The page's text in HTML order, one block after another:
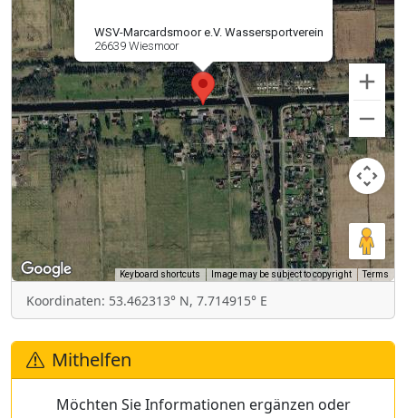
WSV-Marcardsmoor e.V. Wassersportverein
26639 Wiesmoor
Keyboard shortcuts Image may be subject to copyright Terms
Koordinaten: 53.462313° N, 7.714915° E
Mithelfen
Möchten Sie Informationen ergänzen oder